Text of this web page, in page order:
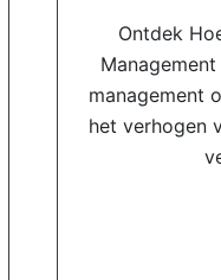
Ontdek
management
het verhogen